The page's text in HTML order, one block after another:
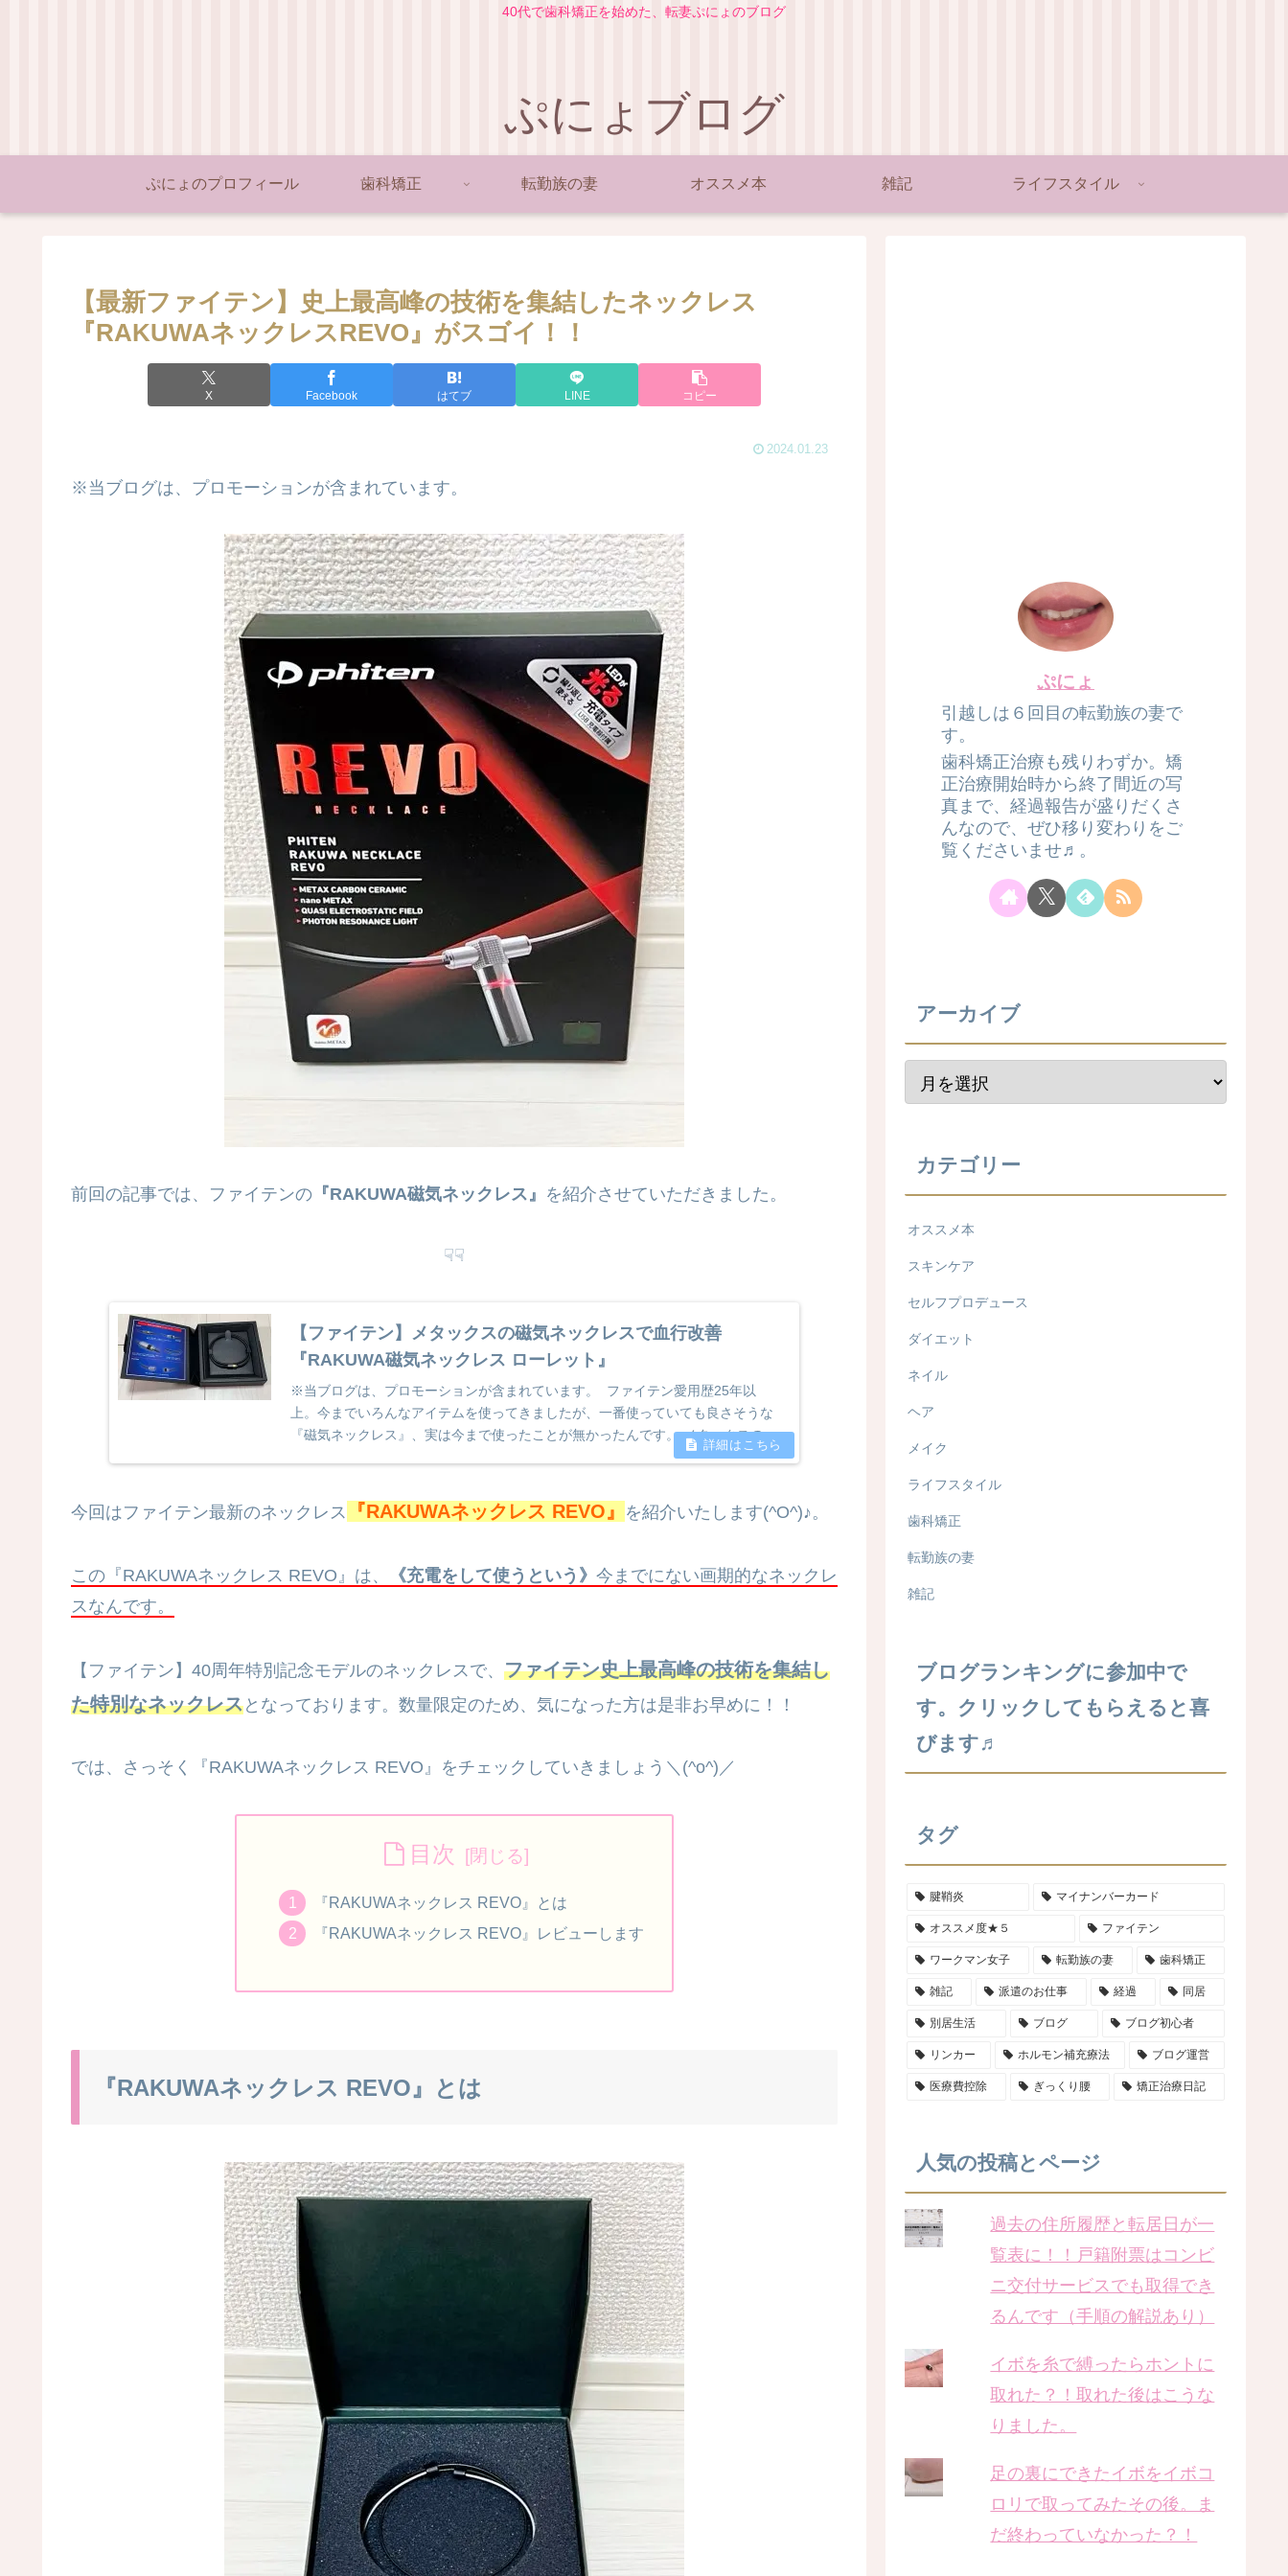
40代で歯科矯正を始めた、転妻ぷにょのブログ
ぷにょブログ
ぷにょのプロフィール 歯科矯正 転勤族の妻 オススメ本 雑記 ライフスタイル
【最新ファイテン】史上最高峰の技術を集結したネックレス
『RAKUWAネックレスREVO』がスゴイ！！
X Facebook はてブ LINE コピー
2024.01.23
※当ブログは、プロモーションが含まれています。
前回の記事では、ファイテンの 『RAKUWA磁気ネックレス』 を紹介させていただきました。
☟☟
【ファイテン】メタックスの磁気ネックレスで血行改善
『RAKUWA磁気ネックレス ローレット』
※当ブログは、プロモーションが含まれています。 ファイテン愛用歴25年以
上。今までいろんなアイテムを使ってきましたが、一番使っていても良さそうな
『磁気ネックレス』、実は今まで使ったことが無かったんです。 メタックスのボ
今回はファイテン最新のネックレス 『RAKUWAネックレス REVO』 を紹介いたします(^O^)♪。
この『RAKUWAネックレス REVO』は、 《充電をして使うという》 今までにない画期的なネックレ
スなんです。
【ファイテン】40周年特別記念モデルのネックレスで、 ファイテン史上最高峰の技術を集結し
た特別なネックレスとなっております。数量限定のため、気になった方は是非お早めに！！
では、さっそく『RAKUWAネックレス REVO』をチェックしていきましょう＼(^o^)／
目次
『RAKUWAネックレス REVO』とは
『RAKUWAネックレス REVO』レビューします
『RAKUWAネックレス REVO』とは
ぷにょ
引越しは６回目の転勤族の妻で
す。
歯科矯正治療も残りわずか。矯
正治療開始時から終了間近の写
真まで、経過報告が盛りだくさ
んなので、ぜひ移り変わりをご
覧くださいませ♬。
アーカイブ
カテゴリー
オススメ本
スキンケア
セルフプロデュース
ダイエット
ネイル
ヘア
メイク
ライフスタイル
歯科矯正
転勤族の妻
雑記
ブログランキングに参加中で
す。クリックしてもらえると喜
びます♬
タグ
腱鞘炎 マイナンバーカード
オススメ度★５ ファイテン
ワークマン女子 転勤族の妻 歯科矯正
雑記 派遣のお仕事 経過 同居
別居生活 ブログ ブログ初心者
リンカー ホルモン補充療法 ブログ運営
医療費控除 ぎっくり腰 矯正治療日記
人気の投稿とページ
過去の住所履歴と転居日が一
覧表に！！戸籍附票はコンビ
ニ交付サービスでも取得でき
るんです（手順の解説あり）
イボを糸で縛ったらホントに
取れた？！取れた後はこうな
りました。
足の裏にできたイボをイボコ
ロリで取ってみたその後。ま
だ終わっていなかった？！